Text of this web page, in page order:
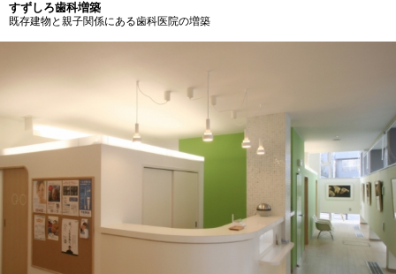
すずしろ歯科増築
既存建物と親子関係にある歯科医院の増築